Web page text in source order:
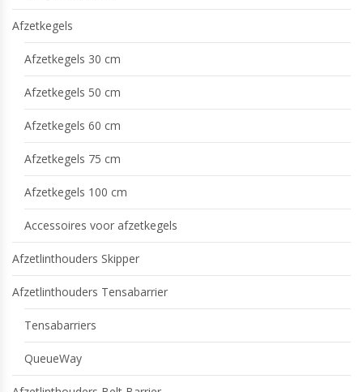
Afzetkegels
Afzetkegels 30 cm
Afzetkegels 50 cm
Afzetkegels 60 cm
Afzetkegels 75 cm
Afzetkegels 100 cm
Accessoires voor afzetkegels
Afzetlinthouders Skipper
Afzetlinthouders Tensabarrier
Tensabarriers
QueueWay